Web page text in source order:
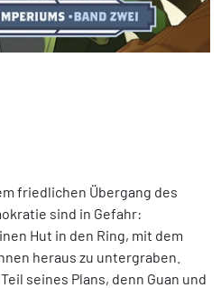
friedlichen Übergang des
sind in Gefahr:
Hut in den Ring, mit dem
heraus zu untergraben.
seines Plans, denn Guan und